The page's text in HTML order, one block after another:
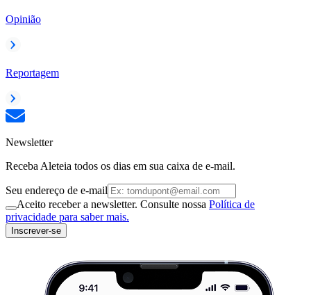
Opinião
Reportagem
Newsletter
Receba Aleteia todos os dias em sua caixa de e-mail.
Seu endereço de e-mail
Aceito receber a newsletter. Consulte nossa Política de
privacidade para saber mais.
Inscrever-se